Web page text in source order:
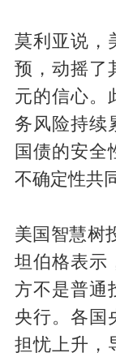
莫利亚说，
预，动摇了
元的信心。
务风险持续
国债的安全
不确定性共
美国智慧树
坦伯格表示
方不是普通
央行。各国
担忧上升，